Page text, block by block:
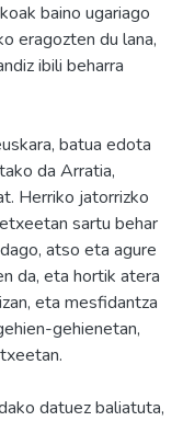
baino ugariago
eragozten du lana,
ibili beharra
batua edota
da Arratia,
Herriko jatorrizko
sartu behar
atso eta agure
da, eta hortik atera
eta mesfidantza
gehienetan,
datuez baliatuta,